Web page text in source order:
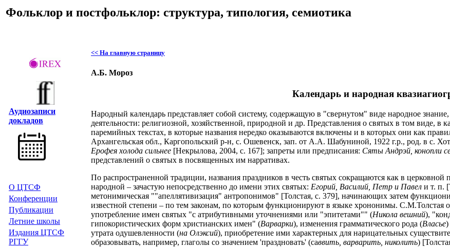
Фольклор и постфольклор: структура, типология, семиотика
Аудиозаписи
докладов
О ЦТСФ
Конференции
Публикации
Летние школы
Издания ЦТСФ
РГГУ
<< На главную страницу
А.Б. Мороз
Календарь и народная
Народный календарь представляет собой систему, содержащую в "свернутом" виде народное
деятельности: религиозной, хозяйственной, природной и др. Представления о святых в том виде,
паремийных текстах, в которые названия нередко оказываются включены и в которых они как
Архангельская обл., Каргопольский р-н, с. Ошевенск, зап. от А.А. Шабуниной, 1922 г.р., род. в с.
Ерофея холода сильнее [Некрылова, 2004, с. 167]; запреты или предписания: Сяты Андрэй, конопли
представлений о святых в посвященных им нарративах.
По распространенной традиции, названия праздников в честь святых сокращаются как в церковной
народной – зачастую непосредственно до имени этих святых: Егорий, Василий, Петр и Павел и т. п.
метонимическая ""апеллятивизация" антропонимов" [Толстая, с. 379], начинающих затем
известной степени – по тем законам, по которым функционируют в языке хрононимы. С.М.Толстая
употребление имен святых "с атрибутивными уточнениями или "эпитетами"" (Никола вешний),
гипокористических форм христианских имен" (Варварки), изменения грамматического рода (Власье)
утрата одушевленности (на Олэксий), приобретение ими характерных для нарицательных
образовывать, например, глаголы со значением 'праздновать' (саввить, варварить, николить)